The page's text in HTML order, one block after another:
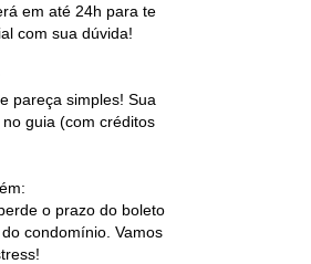
em até 24h para te
com sua dúvida!
pareça simples! Sua
guia (com créditos
o prazo do boleto
condomínio. Vamos